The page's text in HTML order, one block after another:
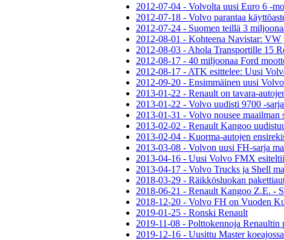
2012-07-04 - Volvolta uusi Euro 6 -
2012-07-18 - Volvo parantaa
2012-07-24 - Suomen teillä 3
2012-08-01 - Kohteena Navistar: VW
2012-08-03 - Ahola Transportille 15
2012-08-17 - 40 miljoonaa Ford
2012-08-17 - ATK esittelee: Uusi
2012-09-20 - Ensimmäinen uusi
2013-01-22 - Renault on tavara-
2013-01-22 - Volvo uudisti 9700 -
2013-01-31 - Volvo nousee maailman
2013-02-02 - Renault Kangoo
2013-02-04 - Kuorma-autojen
2013-03-08 - Volvon uusi FH-sarja
2013-04-16 - Uusi Volvo FMX
2013-04-17 - Volvo Trucks ja Shell
2018-03-29 - Räikkösluokan
2018-06-21 - Renault Kangoo Z.E. -
2018-12-20 - Volvo FH on Vuoden
2019-01-25 - Ronski Renault
2019-11-08 - Polttokennoja Renaultin
2019-12-16 - Uusittu Master koeajossa